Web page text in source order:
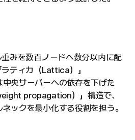
みを数百ノードへ数分以内に配
ティカ（Lattica）」
央サーバーへの依存を下げた
propagation）」構造で、
ックを最小化する役割を担う。